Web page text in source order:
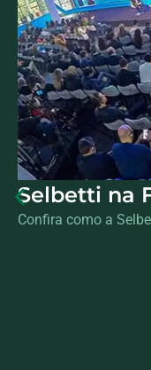
Selbetti na
Confira como a